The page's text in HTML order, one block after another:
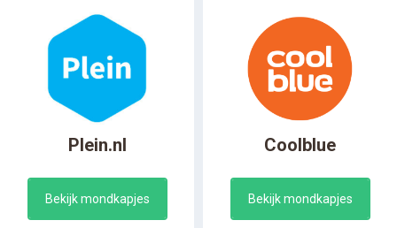
Plein.nl
Bekijk mondkapjes
Coolblue
Bekijk mondkapjes